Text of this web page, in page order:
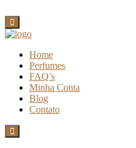
Home
Perfumes
FAQ’s
Minha Conta
Blog
Contato